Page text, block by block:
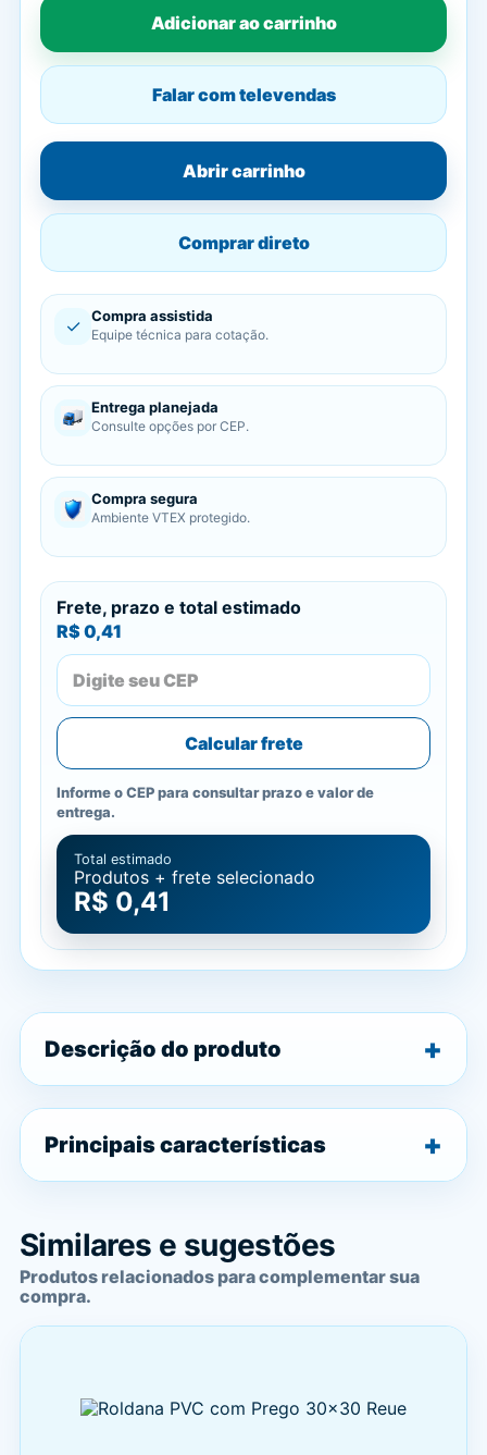
Adicionar ao carrinho
Falar com televendas
Abrir carrinho
Comprar direto
✓ Compra assistida
Equipe técnica para cotação.
Entrega planejada
Consulte opções por CEP.
Compra segura
Ambiente VTEX protegido.
Frete, prazo e total estimado
R$ 0,41
Calcular frete
Informe o CEP para consultar prazo e valor de
entrega.
Total estimado
Produtos + frete selecionado
R$ 0,41
Descrição do produto
Principais características
Similares e sugestões
Produtos relacionados para complementar sua
compra.